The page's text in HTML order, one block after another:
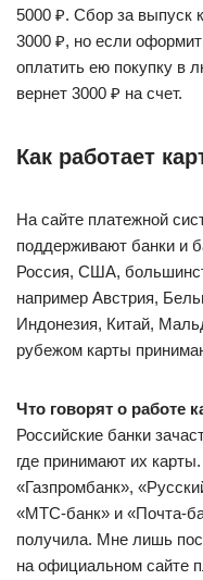
5000 ₽. Сбор за выпуск
3000 ₽, но если
оплатить ею покупку в
вернет 3000 ₽ на счет.
Как работает
На сайте платежной
поддерживают банки и
Россия, США,
например Австрия,
Индонезия, Китай,
рубежом карты
Что говорят о работе
Российские банки
где принимают их
«Газпромбанк»,
«МТС-банк» и «Почта-
получила. Мне лишь
на официальном сайте